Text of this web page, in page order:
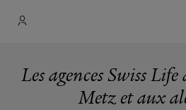
Les agences Swiss
Metz et aux